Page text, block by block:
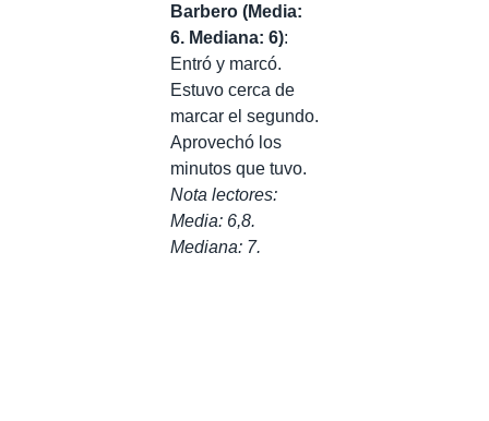
Barbero (Media:
6. Mediana: 6):
Entró y marcó.
Estuvo cerca de
marcar el segundo.
Aprovechó los
minutos que tuvo.
Nota lectores:
Media: 6,8.
Mediana: 7.